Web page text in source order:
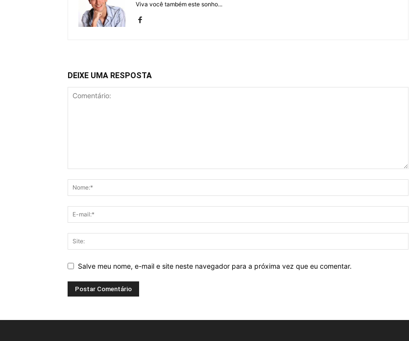
Viva você também este sonho...
DEIXE UMA RESPOSTA
Salve meu nome, e-mail e site neste navegador para a próxima vez que eu comentar.